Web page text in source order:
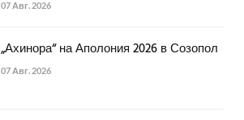
07 Авг. 2026
„Ахинора“ на Аполония 2026 в Созопол
07 Авг. 2026